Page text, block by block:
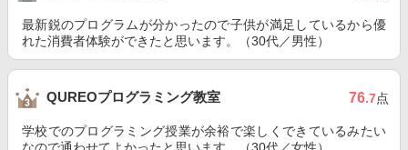
最新鋭のプログラムが分かったので子供が満足しているから優
れた消費者体験ができたと思います。（30代／男性）
QUREOプログラミング教室 76.7点
学校でのプログラミング授業が余裕で楽しくできているみたい